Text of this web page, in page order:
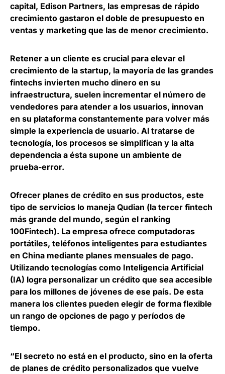
capital, Edison Partners, las empresas de rápido
crecimiento gastaron el doble de presupuesto en
ventas y marketing que las de menor crecimiento.
Retener a un cliente es crucial para elevar el
crecimiento de la startup, la mayoría de las grandes
fintechs invierten mucho dinero en su
infraestructura, suelen incrementar el número de
vendedores para atender a los usuarios, innovan
en su plataforma constantemente para volver más
simple la experiencia de usuario. Al tratarse de
tecnología, los procesos se simplifican y la alta
dependencia a ésta supone un ambiente de
prueba-error.
Ofrecer planes de crédito en sus productos, este
tipo de servicios lo maneja Qudian (la tercer fintech
más grande del mundo, según el ranking
100Fintech). La empresa ofrece computadoras
portátiles, teléfonos inteligentes para estudiantes
en China mediante planes mensuales de pago.
Utilizando tecnologías como Inteligencia Artificial
(IA) logra personalizar un crédito que sea accesible
para los millones de jóvenes de ese país. De esta
manera los clientes pueden elegir de forma flexible
un rango de opciones de pago y períodos de
tiempo.
“El secreto no está en el producto, sino en la oferta
de planes de crédito personalizados que vuelve